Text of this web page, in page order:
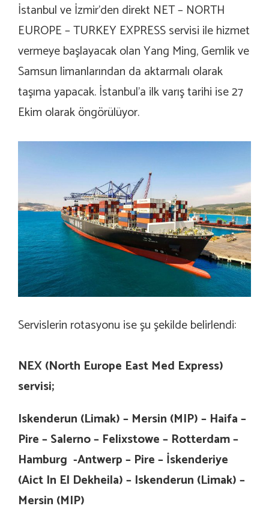
İstanbul ve İzmir’den direkt NET – NORTH
EUROPE – TURKEY EXPRESS servisi ile hizmet
vermeye başlayacak olan Yang Ming, Gemlik ve
Samsun limanlarından da aktarmalı olarak
taşıma yapacak. İstanbul’a ilk varış tarihi ise 27
Ekim olarak öngörülüyor.
Servislerin rotasyonu ise şu şekilde belirlendi:
NEX (North Europe East Med Express)
servisi;
Iskenderun (Limak) – Mersin (MIP) – Haifa –
Pire – Salerno – Felixstowe – Rotterdam –
Hamburg -Antwerp – Pire – İskenderiye
(Aict In El Dekheila) – Iskenderun (Limak) –
Mersin (MIP)